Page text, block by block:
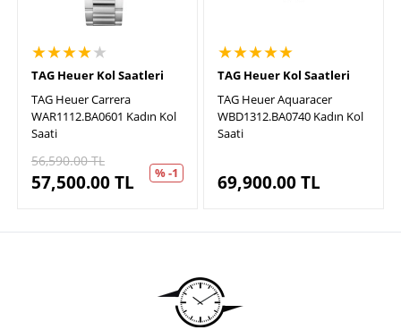
★★★★★
TAG Heuer Kol Saatleri
TAG Heuer Carrera
WAR1112.BA0601 Kadın Kol
Saati
56,590.00TL
57,500.00TL % -1
★★★★★
TAG Heuer Kol Saatleri
TAG Heuer Aquaracer
WBD1312.BA0740 Kadın Kol
Saati
69,900.00TL